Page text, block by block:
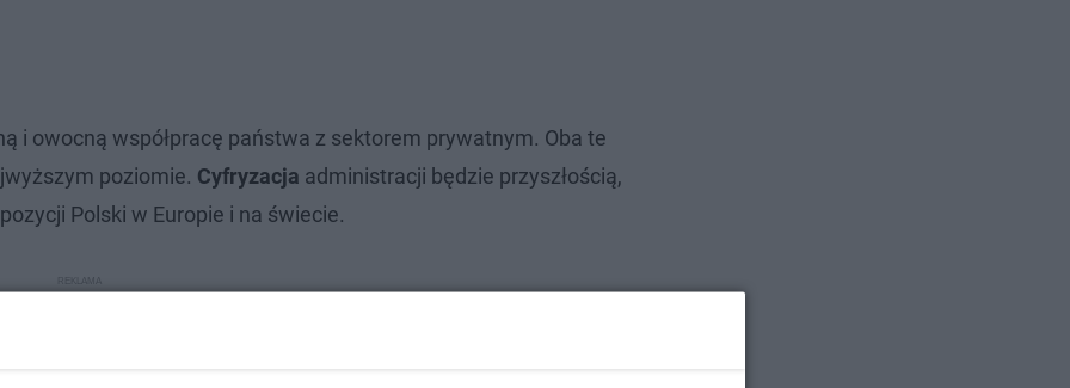
i owocną współpracę państwa z sektorem prywatnym. Oba te
poziomie. Cyfryzacja administracji będzie przyszłością,
Polski w Europie i na świecie.